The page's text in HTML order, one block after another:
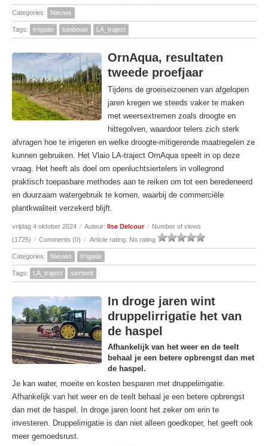
Categories: Nieuws
Tags: irrigatie tuinbouw LA_traject
OrnAqua, resultaten
tweede proefjaar
Tijdens de groeiseizoenen van afgelopen
jaren kregen we steeds vaker te maken
met weersextremen zoals droogte en
hittegolven, waardoor telers zich sterk
afvragen hoe te irrigeren en welke droogte-mitigerende maatregelen ze
kunnen gebruiken. Het Vlaio LA-traject OrnAqua speelt in op deze
vraag. Het heeft als doel om openluchtsiertelers in vollegrond
praktisch toepasbare methodes aan te reiken om tot een beredeneerd
en duurzaam watergebruik te komen, waarbij de commerciële
plantkwaliteit verzekerd blijft.
vrijdag 4 oktober 2024 / Auteur: Ilse Delcour / Number of views
(1725) / Comments (0) / Article rating: No rating
Categories: Nieuws Irrigatie
Tags: LA_traject sierteelt
In droge jaren wint
druppelirrigatie het van
de haspel
Afhankelijk van het weer en de teelt
behaal je een betere opbrengst dan met
de haspel.
Je kan water, moeite en kosten besparen met druppelirrigatie.
Afhankelijk van het weer en de teelt behaal je een betere opbrengst
dan met de haspel. In droge jaren loont het zeker om erin te
investeren. Druppelirrigatie is dan niet alleen goedkoper, het geeft ook
meer gemoedsrust.